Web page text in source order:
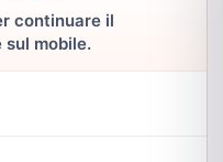
continuare il
mobile.